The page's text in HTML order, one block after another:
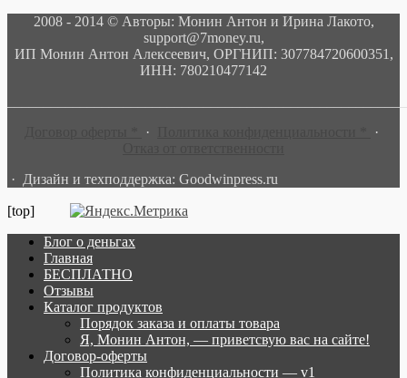
2008 - 2014 © Авторы: Монин Антон и Ирина Лакото,
support@7money.ru,
ИП Монин Антон Алексеевич, ОРГНИП: 307784720600351,
ИНН: 780210477142
·
·
· Дизайн и техподдержка: Goodwinpress.ru
[top]
Блог о деньгах
Главная
БЕСПЛАТНО
Отзывы
Каталог продуктов
Порядок заказа и оплаты товара
Я, Монин Антон, — приветсвую вас на сайте!
Договор-оферты
Политика конфиденциальности — v1